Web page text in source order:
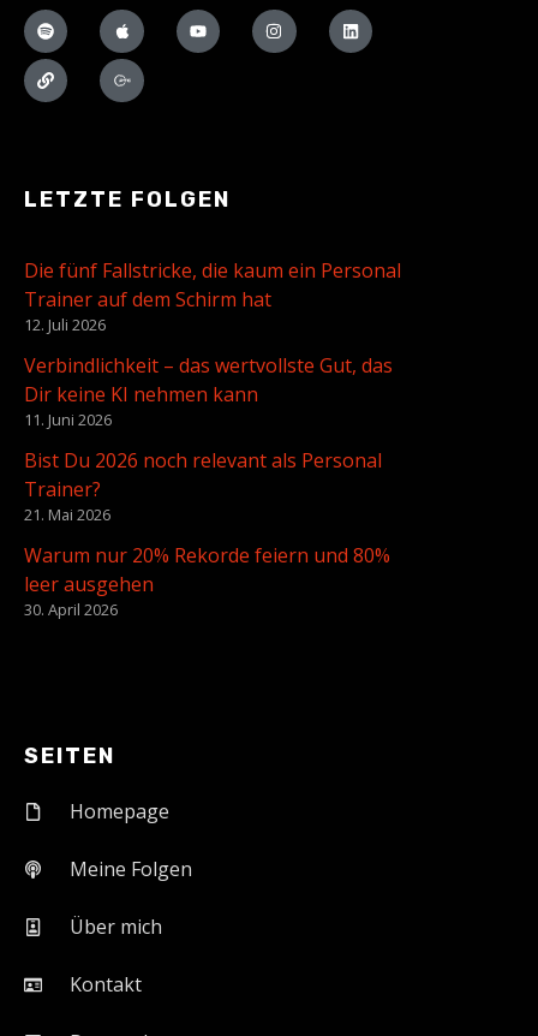
LETZTE FOLGEN
Die fünf Fallstricke, die kaum ein Personal
Trainer auf dem Schirm hat
12. Juli 2026
Verbindlichkeit – das wertvollste Gut, das
Dir keine KI nehmen kann
11. Juni 2026
Bist Du 2026 noch relevant als Personal
Trainer?
21. Mai 2026
Warum nur 20% Rekorde feiern und 80%
leer ausgehen
30. April 2026
SEITEN
Homepage
Meine Folgen
Über mich
Kontakt